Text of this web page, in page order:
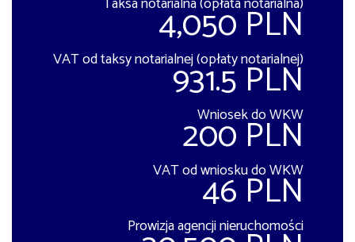
4,050 PLN
VAT od taksy notarialnej (opłaty notarialnej)
931.5 PLN
Wniosek do WKW
200 PLN
VAT od wniosku do WKW
46 PLN
Prowizja agencji nieruchomości